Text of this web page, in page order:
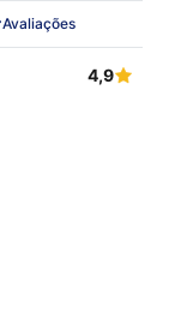
Avaliações
4,9